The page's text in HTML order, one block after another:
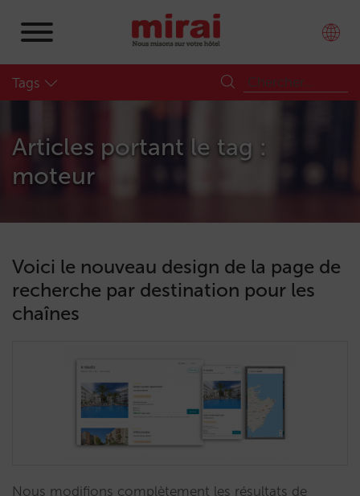
Tags
Articles portant le tag :
moteur
Voici le nouveau design de la page de
recherche par destination pour les
chaînes
Nous modifions complètement les résultats de